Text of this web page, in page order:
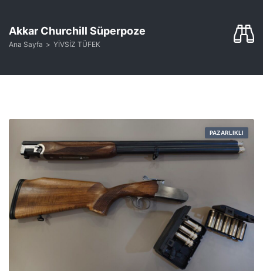
Akkar Churchill Süperpoze
Ana Sayfa YİVSİZ TÜFEK
PAZARLIKLI